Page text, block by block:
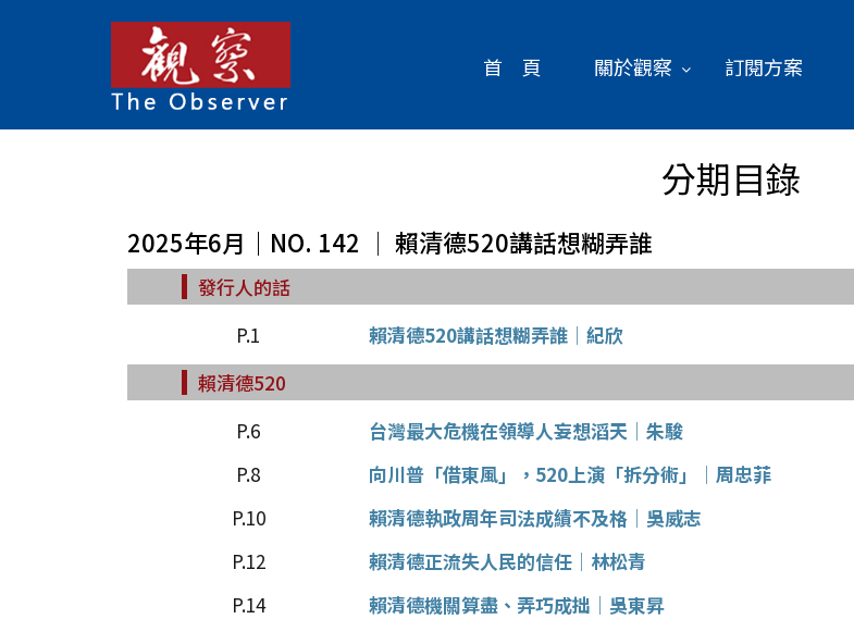
首 頁 關於觀察 訂閱方案
分期目錄
2025年6月｜NO. 142 │ 賴清德520講話想糊弄誰
發行人的話
P.1
賴清德520講話想糊弄誰│紀欣
賴清德520
P.6
台灣最大危機在領導人妄想滔天│朱駿
P.8
向川普「借東風」，520上演「拆分術」│周忠菲
P.10
賴清德執政周年司法成績不及格│吳威志
P.12
賴清德正流失人民的信任│林松青
P.14
賴清德機關算盡、弄巧成拙│吳東昇